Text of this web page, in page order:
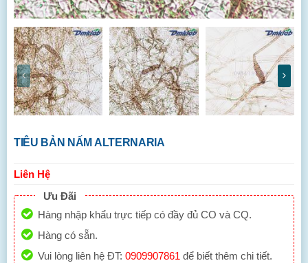
TIÊU BẢN NẤM ALTERNARIA
Liên Hệ
Ưu Đãi
Hàng nhập khẩu trực tiếp có đầy đủ CO và CQ.
Hàng có sẵn.
Vui lòng liên hệ ĐT: 0909907861 để biết thêm chi tiết.